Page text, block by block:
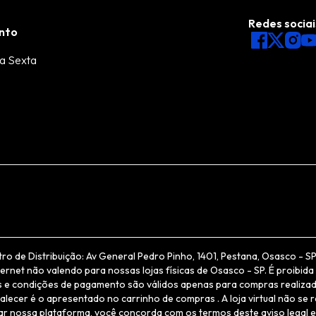
Sexta
Redes
de Distribuição: Av General Pedro Pinho, 1401, Pestana, Osasco -
não valendo para nossas lojas físicas de Osasco - SP. É
condições de pagamento são válidos apenas para compras
é o apresentado no carrinho de compras . A loja virtual não
nossa plataforma, você concorda com os termos deste aviso legal